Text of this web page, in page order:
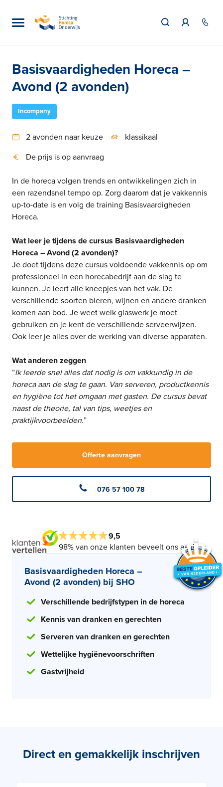
Basisvaardigheden Horeca –
Avond (2 avonden)
Incompany
2 avonden naar keuze
klassikaal
De prijs is op aanvraag
In de horeca volgen trends en ontwikkelingen zich in
een razendsnel tempo op. Zorg daarom dat je vakkennis
up-to-date is en volg de training Basisvaardigheden
Horeca.
Wat leer je tijdens de cursus Basisvaardigheden
Horeca – Avond (2 avonden)?
Je doet tijdens deze cursus voldoende vakkennis op om
professioneel in een horecabedrijf aan de slag te
kunnen. Je leert alle kneepjes van het vak. De
verschillende soorten bieren, wijnen en andere dranken
komen aan bod. Je weet welk glaswerk je moet
gebruiken en je kent de verschillende serveerwijzen.
Ook leer je alles over de werking van diverse apparaten.
Wat anderen zeggen
“Ik leerde snel alles dat nodig is om vakkundig in de
horeca aan de slag te gaan. Van serveren, productkennis
en hygiëne tot het omgaan met gasten. De cursus bevat
naast de theorie, tal van tips, weetjes en
praktijkvoorbeelden.”
Offerte aanvragen
076 57 100 78
9,5
98% van onze klanten beveelt ons aan!
Basisvaardigheden Horeca –
Avond (2 avonden) bij SHO
Verschillende bedrijfstypen in de horeca
Kennis van dranken en gerechten
Serveren van dranken en gerechten
Wettelijke hygiënevoorschriften
Gastvrijheid
Direct en gemakkelijk inschrijven